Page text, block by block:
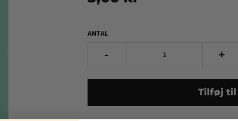
ANTAL
- +
Tilføj til